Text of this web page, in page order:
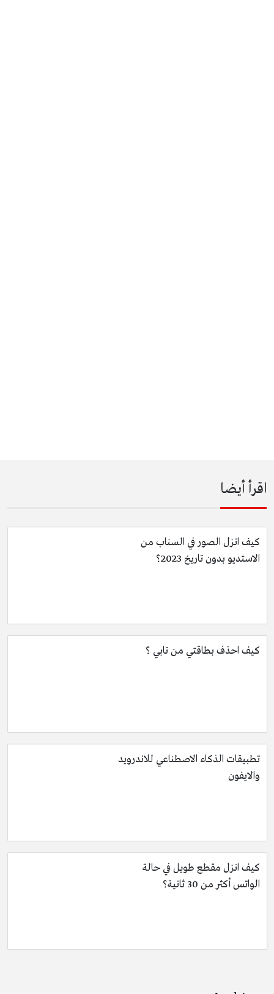
اقرأ أيضا
كيف انزل الصور في السناب من
الاستديو بدون تاريخ 2023؟
كيف احذف بطاقتي من تابي ؟
تطبيقات الذكاء الاصطناعي للاندرويد
والايفون
كيف انزل مقطع طويل في حالة
الواتس أكثر من 30 ثانية؟